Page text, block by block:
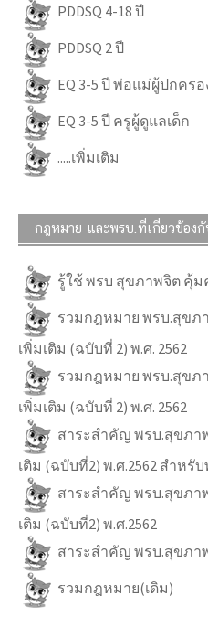
PDDSQ 4-18 ปี
PDDSQ 2 ปี
EQ 3-5 ปี พ่อแม่ผู้ปกครอ
EQ 3-5 ปี ครูผู้ดูแลเด็ก
.....เพิ่มเติม
กฎหมาย และพรบ.ที่เกี่ยวข้อง
รู้ใช้ พรบ สุขภาพจิต คุ้
รวมกฎหมาย พรบ.สุขภ
เพิ่มเติม (ฉบับที่ 2) พ.ศ. 2562
รวมกฎหมาย พรบ.สุขภ
เพิ่มเติม (ฉบับที่ 2) พ.ศ. 2562
สาระสำคัญ พรบ.สุขภา
เติม (ฉบับที่2) พ.ศ.2562 สำหรั
สาระสำคัญ พรบ.สุขภา
เติม (ฉบับที่2) พ.ศ.2562
สาระสำคัญ พรบ.สุขภาพ
รวมกฎหมาย(เดิม)